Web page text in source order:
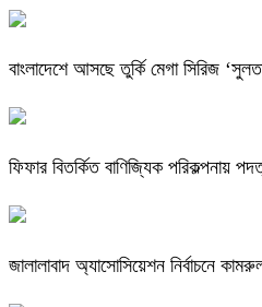
বাংলাদেশে আসছে তুর্কি মেগা সিরিজ
ফিফার বিতর্কিত বাণিজ্যিক পরিকল্পনায়
জালালাবাদ অ্যাসোসিয়েশন নির্বাচনে